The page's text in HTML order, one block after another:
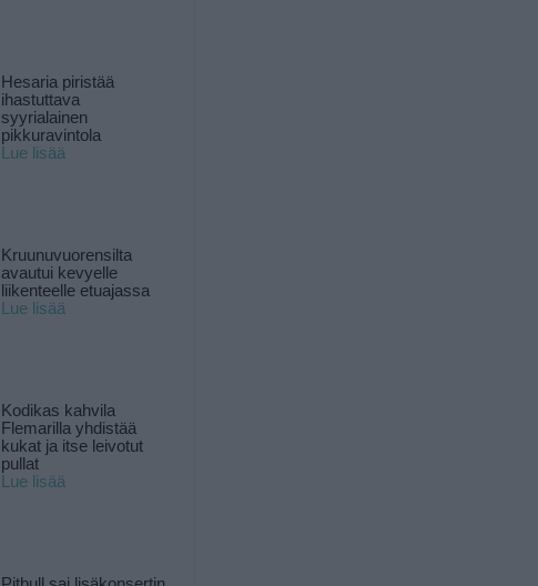
Hesaria piristää
ihastuttava
syyrialainen
pikkuravintola
Lue lisää
Kruunuvuorensilta
avautui kevyelle
liikenteelle etuajassa
Lue lisää
Kodikas kahvila
Flemarilla yhdistää
kukat ja itse leivotut
pullat
Lue lisää